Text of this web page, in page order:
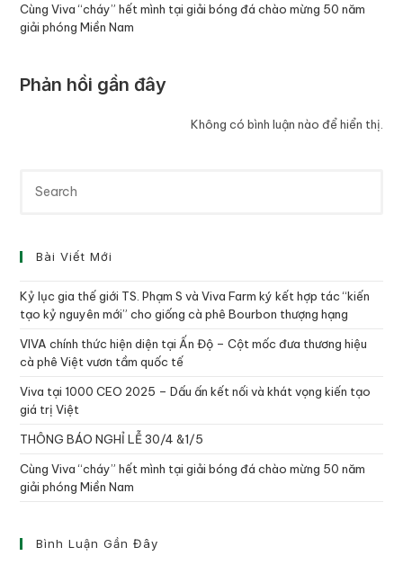
Cùng Viva “cháy” hết mình tại giải bóng đá chào mừng 50 năm
giải phóng Miền Nam
Phản hồi gần đây
Không có bình luận nào để hiển thị.
Bài Viết Mới
Kỷ lục gia thế giới TS. Phạm S và Viva Farm ký kết hợp tác “kiến
tạo kỷ nguyên mới” cho giống cà phê Bourbon thượng hạng
VIVA chính thức hiện diện tại Ấn Độ – Cột mốc đưa thương hiệu
cà phê Việt vươn tầm quốc tế
Viva tại 1000 CEO 2025 – Dấu ấn kết nối và khát vọng kiến tạo
giá trị Việt
THÔNG BÁO NGHỈ LỄ 30/4 &1/5
Cùng Viva “cháy” hết mình tại giải bóng đá chào mừng 50 năm
giải phóng Miền Nam
Bình Luận Gần Đây